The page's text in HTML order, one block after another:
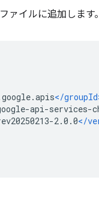
ファイルに追加します。